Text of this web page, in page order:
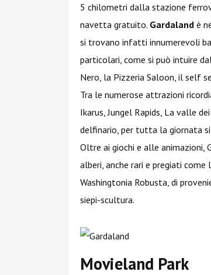
5 chilometri dalla stazione
navetta gratuito. Gardaland è
si trovano infatti innumerevoli
particolari, come si può intuire
Nero, la Pizzeria Saloon, il self
Tra le numerose attrazioni
Ikarus, Jungel Rapids, La valle
delfinario, per tutta la giornata
Oltre ai giochi e alle animazioni,
alberi, anche rari e pregiati
Washingtonia Robusta, di
siepi-scultura.
Movieland Park